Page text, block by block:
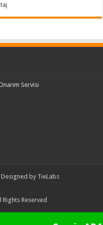
Servisi
by TieLabs
Reserved